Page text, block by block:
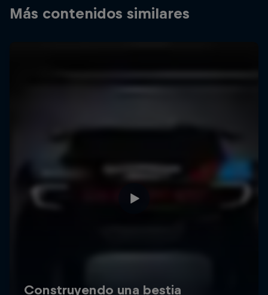
Más contenidos similares